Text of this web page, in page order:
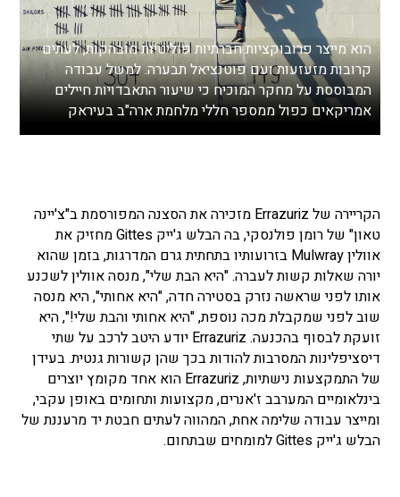
הוא מייצר פרובוקציות חברתיות פוליטיות מובהקות, לעתים
קרובות מזעזעות ועם פוטנציאל תבערה. למשל עבודה
המבוססת על מחקר המוכיח כי שיעור התאבדויות חיילים
אמריקאים כפול ממספר חללי מלחמת ארה"ב בעיראק
הקריירה של Errazuriz מזכירה את הסצנה המפורסמת ב"צ'יינה
טאון" של רומן פולנסקי, בה הבלש ג'ייק Gittes מחזיק את
אוולין Mulwray בזרועותיו בתחתית גרם המדרגות, בזמן שהוא
יורה שאלות קשות לעברה. "היא הבת שלי", מנסה אוולין לשכנע
אותו לפני שראשה נזרק בסטירה חדה, "היא אחותי", היא מנסה
שוב לפני שמקבלת מכה נוספת, "היא אחותי והבת שלי!", היא
זועקת לבסוף בהכנעה. Errazuriz יודע היטב לרכב על שתי
דיסציפלינות המסרבות להודות בכך שהן קשורות גנטית. בעידן
של התמקצעות נישתיות, Errazuriz הוא אחד מקומץ יוצרים
בינלאומיים המערבב ז'אנרים, מקצועות ותחומים באופן עקבי,
ומייצר עבודה שלימה אחת, המהווה לעתים חבטת יד מרעננת של
הבלש ג'ייק Gittes למומחים שבתחום.